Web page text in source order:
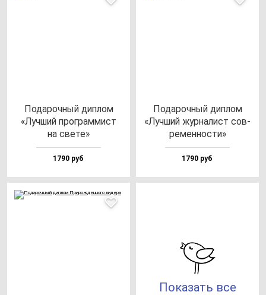
Пода­роч­ный дип­лом
«Луч­ший прог­рам­мист
на све­те»
1790 руб
Пода­роч­ный дип­лом
«Луч­ший жур­на­лист сов­
ре­мен­нос­ти»
1790 руб
Показать все